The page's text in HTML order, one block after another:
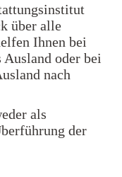
über alle
Ihnen bei
oder bei
nach
als
der